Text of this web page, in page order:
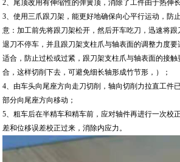
2、尾顶改用有伸缩性的弹簧顶，消除了工件由于热伸
3、使用三爪跟刀架，能更好地确保向心平行运动，防
意：加工前先将跟刀架松开，然后开车吃刀，迅速将
退刀不停车，并且跟刀架支柱爪与轴表面的调整力度
适合，防止过松或过紧，跟刀架支柱爪与轴表面的接
合，这样切削下去，可避免细长轴形成竹节形，）；
4、由车头向尾座方向走刀切削，轴向切削力拉直工件
部分向尾座方向移动；
5、粗车后在半精车和精车前，应对轴件再进行一次校
差和位移误差校正过来，消除内应力。